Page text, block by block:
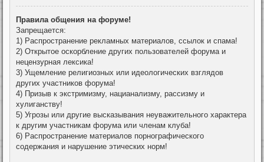
Правила общения на форуме!
Запрещается:
1) Распространение рекламных материалов, ссылок и спама!
2) Открытое оскорбление других пользователей форума и
нецензурная лексика!
3) Ущемление религиозных или идеологических взглядов
других участников форума!
4) Призыв к экстримизму, нацианализму, рассизму и
хулиганству!
5) Угрозы или другие высказывания неуважительного характера
к другим участникам форума или членам клуба!
6) Распространение материалов порнографического
содержания и нарушение этических норм!